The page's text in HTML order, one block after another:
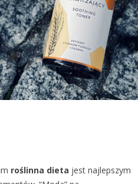
roślinna dieta jest najlepszym